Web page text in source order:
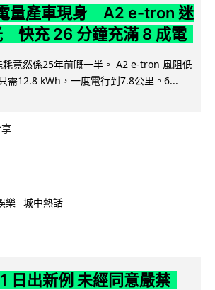
量產車現身 A2 e-tron 迷
快充 26 分鐘充滿 8 成電
竟然係25年前嘅一半。 A2 e-tron 風阻低
需12.8 kWh，一度電行到7.8公里。6...
樂 城中熱話
日出新例 未經同意嚴禁